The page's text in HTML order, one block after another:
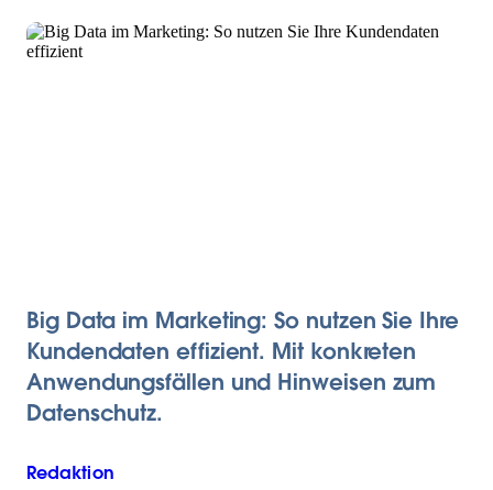
Big Data im Marketing: So nutzen Sie Ihre
Kundendaten effizient. Mit konkreten
Anwendungsfällen und Hinweisen zum
Datenschutz.
Redaktion